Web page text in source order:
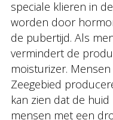
speciale klieren in
worden door
de pubertijd. Als
vermindert de
moisturizer.
Zeegebied
kan zien dat de
mensen met een